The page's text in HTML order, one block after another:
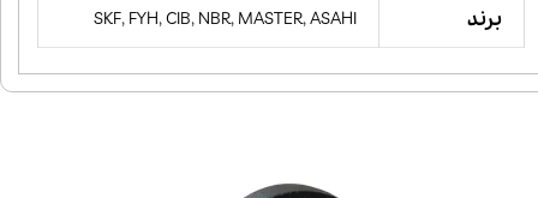
برند SKF, FYH, CIB, NBR, MASTER, ASAHI